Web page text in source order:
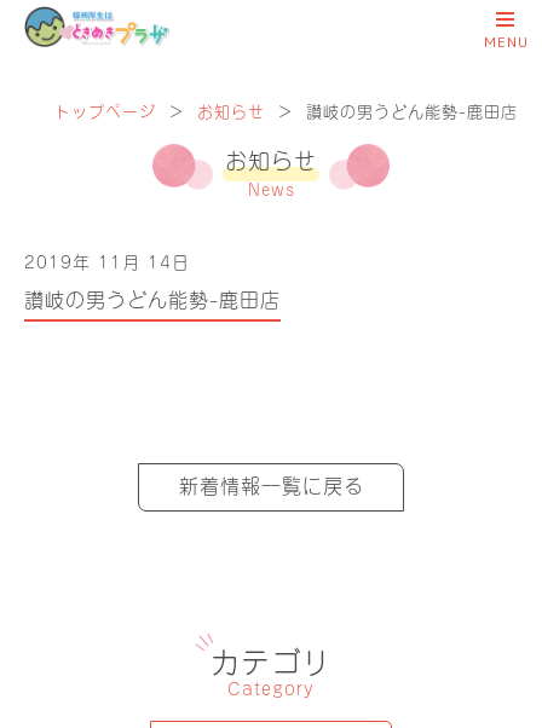
トップページ ＞ お知らせ ＞ 讃岐の男うどん能勢-鹿田店
お知らせ
News
2019年 11月 14日
讃岐の男うどん能勢-鹿田店
新着情報一覧に戻る
カテゴリ
Category